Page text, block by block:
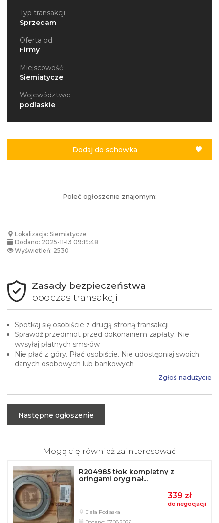
Typ transakcji:
Sprzedam
Oferta od:
Firmy
Miejscowość:
Siemiatycze
Województwo:
podlaskie
Dodaj do schowka
Poleć ogłoszenie znajomym:
Lokalizacja: Siemiatycze
Dodano: 2025-11-13 09:19:48
Wyświetleń: 2530
Zasady bezpieczeństwa
podczas transakcji
Spotkaj się osobiście z drugą stroną transakcji
Sprawdź przedmiot przed dokonaniem zapłaty. Nie
wysyłaj płatnych sms-ów
Nie płać z góry. Płać osobiście. Nie udostępniaj swoich
danych osobowych lub bankowych
Zgłoś nadużycie
Następne ogłoszenie
Mogą cię również zainteresować
R204985 tłok kompletny z
oringami oryginał...
339 zł
do negocjacji
Biała Podlaska